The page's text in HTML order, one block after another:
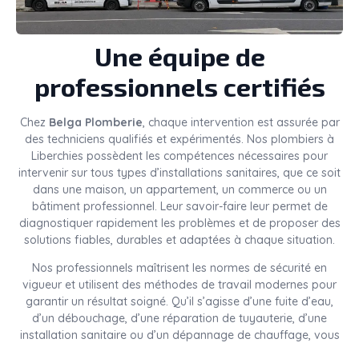
Une équipe de
professionnels certifiés
Chez Belga Plomberie , chaque intervention est assurée par
des techniciens qualifiés et expérimentés. Nos plombiers à
Liberchies possèdent les compétences nécessaires pour
intervenir sur tous types d’installations sanitaires, que ce soit
dans une maison, un appartement, un commerce ou un
bâtiment professionnel. Leur savoir-faire leur permet de
diagnostiquer rapidement les problèmes et de proposer des
solutions fiables, durables et adaptées à chaque situation.
Nos professionnels maîtrisent les normes de sécurité en
vigueur et utilisent des méthodes de travail modernes pour
garantir un résultat soigné. Qu’il s’agisse d’une fuite d’eau,
d’un débouchage, d’une réparation de tuyauterie, d’une
installation sanitaire ou d’un dépannage de chauffage, vous